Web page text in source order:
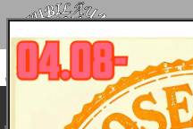
machen von 4. bis 15.08.
18.08. wieder mit voller Power